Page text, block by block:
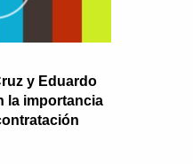
y Eduardo
la importancia